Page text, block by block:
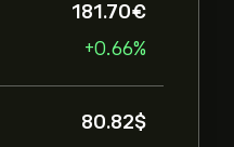
181.70‎€‎
+0.66%
80.82‎$‎